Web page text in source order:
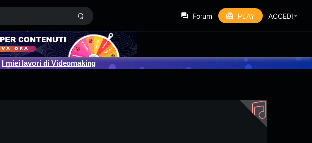
Forum PLAY ACCEDI
I miei lavori di Videomaking